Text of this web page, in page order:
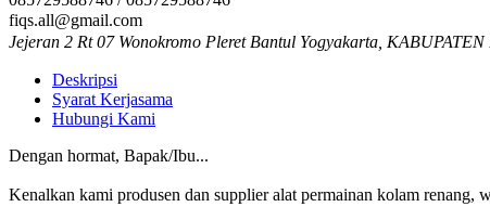
fiqs.all@gmail.com
Jejeran 2 Rt 07 Wonokromo Pleret Bantul Yogyakarta,
Deskripsi
Syarat Kerjasama
Hubungi Kami
Dengan hormat, Bapak/Ibu...
Kenalkan kami produsen dan supplier alat permainan kolam renang,